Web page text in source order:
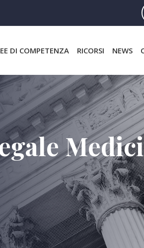
DI COMPETENZA RICORSI NEWS